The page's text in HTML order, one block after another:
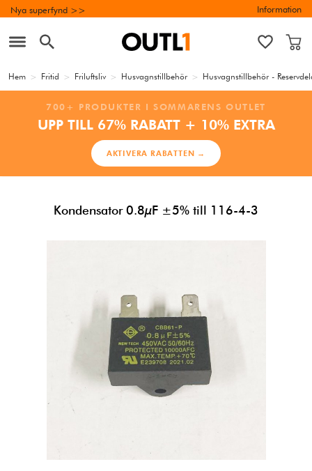
Nya superfynd >> Information
Hem > Fritid > Friluftsliv > Husvagnstillbehör > Husvagnstillbehör -
700+ PRODUKTER I SOMMARENS OUTLET
UPP TILL 67% RABATT + 10% EXTRA
AKTIVERA RABATTEN →
Kondensator 0.8µF ±5% till 116-4-3